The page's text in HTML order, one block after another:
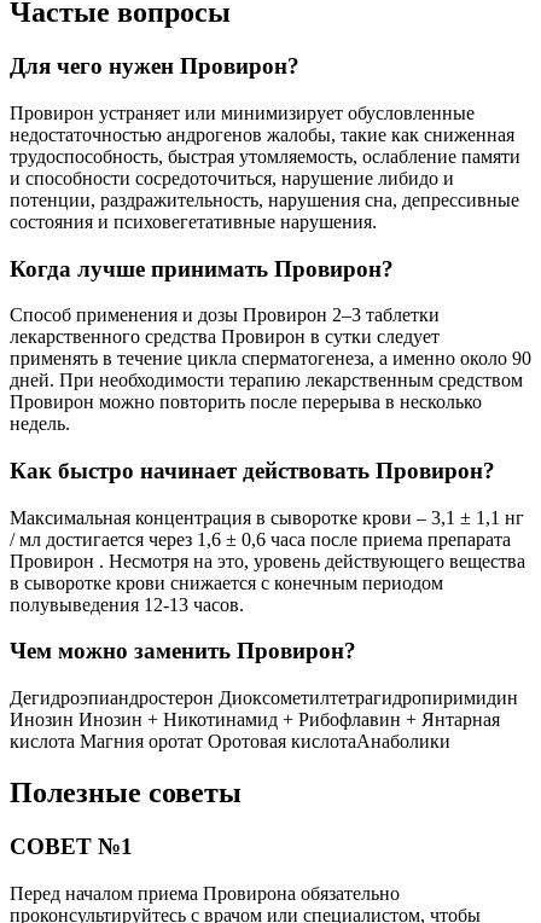
Частые вопросы
Для чего нужен Провирон?
Провирон устраняет или минимизирует обусловленные
недостаточностью андрогенов жалобы, такие как сниженная
трудоспособность, быстрая утомляемость, ослабление памяти
и способности сосредоточиться, нарушение либидо и
потенции, раздражительность, нарушения сна, депрессивные
состояния и психовегетативные нарушения.
Когда лучше принимать Провирон?
Способ применения и дозы Провирон 2–3 таблетки
лекарственного средства Провирон в сутки следует
применять в течение цикла сперматогенеза, а именно около 90
дней. При необходимости терапию лекарственным средством
Провирон можно повторить после перерыва в несколько
недель.
Как быстро начинает действовать Провирон?
Максимальная концентрация в сыворотке крови – 3,1 ± 1,1 нг
/ мл достигается через 1,6 ± 0,6 часа после приема препарата
Провирон . Несмотря на это, уровень действующего вещества
в сыворотке крови снижается с конечным периодом
полувыведения 12-13 часов.
Чем можно заменить Провирон?
Дегидроэпиандростерон Диоксометилтетрагидропиримидин
Инозин Инозин + Никотинамид + Рибофлавин + Янтарная
кислота Магния оротат Оротовая кислотаАнаболики
Полезные советы
СОВЕТ №1
Перед началом приема Провирона обязательно
проконсультируйтесь с врачом или специалистом, чтобы